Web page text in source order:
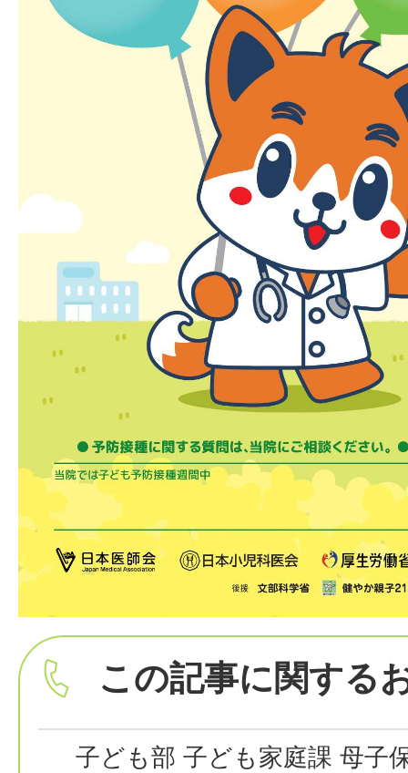
この記事に関する
子ども部 子ども家庭課 母子